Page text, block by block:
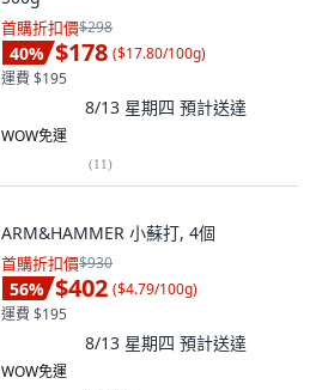
首購折扣價$298
40% $178 ($17.80/100g)
運費 $195
8/13 星期四 預計送達
WOW免運
(11)
ARM&HAMMER 小蘇打, 4個
首購折扣價$930
56% $402 ($4.79/100g)
運費 $195
8/13 星期四 預計送達
WOW免運